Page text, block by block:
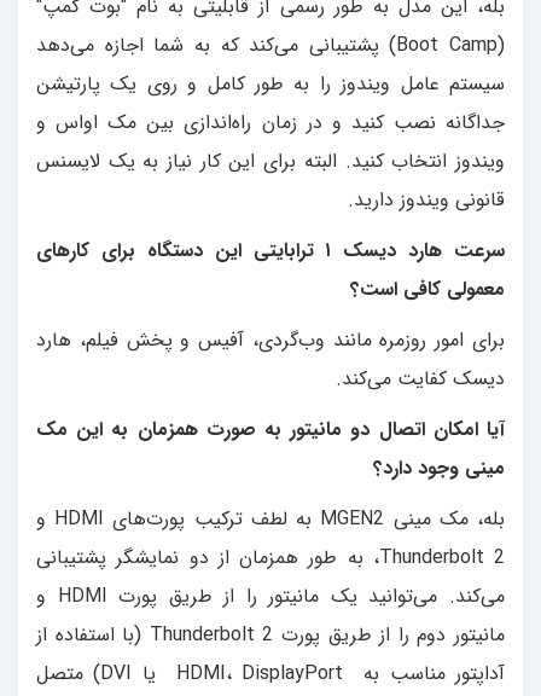
بله، این مدل به طور رسمی از قابلیتی به نام "بوت کمپ"
(Boot Camp) پشتیبانی می‌کند که به شما اجازه می‌دهد
سیستم عامل ویندوز را به طور کامل و روی یک پارتیشن
جداگانه نصب کنید و در زمان راه‌اندازی بین مک اواس و
ویندوز انتخاب کنید. البته برای این کار نیاز به یک لایسنس
قانونی ویندوز دارید.
سرعت هارد دیسک ۱ ترابایتی این دستگاه برای کارهای
معمولی کافی است؟
برای امور روزمره مانند وب‌گردی، آفیس و پخش فیلم، هارد
دیسک کفایت می‌کند.
آیا امکان اتصال دو مانیتور به صورت همزمان به این مک
مینی وجود دارد؟
بله، مک مینی MGEN2 به لطف ترکیب پورت‌های HDMI و
Thunderbolt 2، به طور همزمان از دو نمایشگر پشتیبانی
می‌کند. می‌توانید یک مانیتور را از طریق پورت HDMI و
مانیتور دوم را از طریق پورت Thunderbolt 2 (با استفاده از
آداپتور مناسب به HDMI، DisplayPort یا DVI) متصل